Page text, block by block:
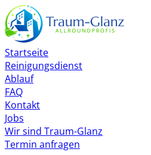
Startseite
Reinigungsdienst
Ablauf
FAQ
Kontakt
Jobs
Wir sind Traum-Glanz
Termin anfragen